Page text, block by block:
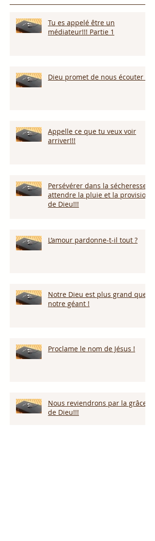
Tu es appelé être un
médiateur!!! Partie 1
Dieu promet de nous écouter !
Appelle ce que tu veux voir
arriver!!!
Persévérer dans la sécheresse :
attendre la pluie et la provision
de Dieu!!!
L’amour pardonne-t-il tout ?
Notre Dieu est plus grand que
notre géant !
Proclame le nom de Jésus !
Nous reviendrons par la grâce
de Dieu!!!